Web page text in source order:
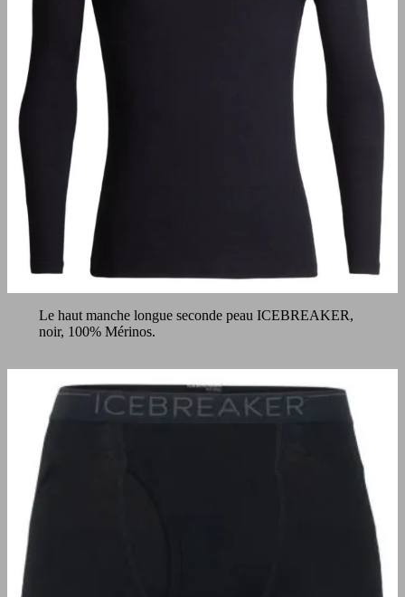
Le haut manche longue seconde peau ICEBREAKER,
noir, 100% Mérinos.